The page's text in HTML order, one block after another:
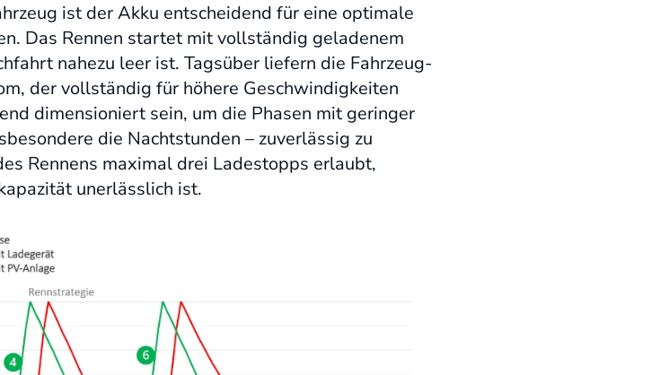
ist der Akku entscheidend für eine optimale
Das Rennen startet mit vollständig geladenem
nahezu leer ist. Tagsüber liefern die Fahrzeug-
der vollständig für höhere Geschwindigkeiten
dimensioniert sein, um die Phasen mit geringer
die Nachtstunden – zuverlässig zu
Rennens maximal drei Ladestopps erlaubt,
unerlässlich ist.